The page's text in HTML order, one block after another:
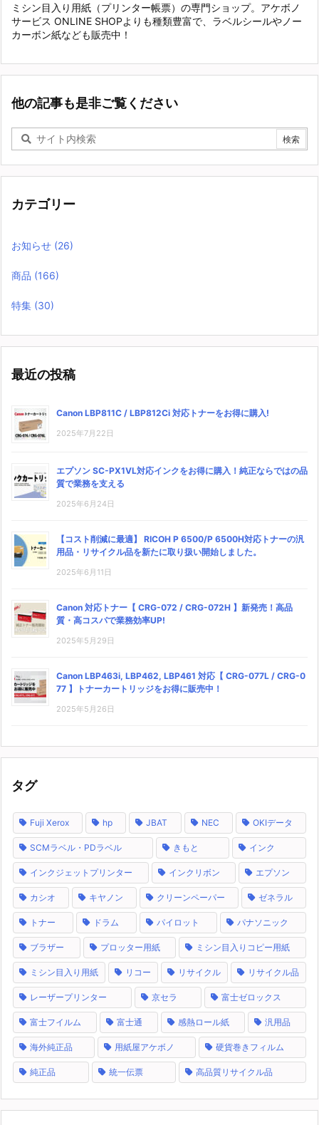
ミシン目入り用紙（プリンター帳票）の専門ショップ。アケボノ
サービス ONLINE SHOPよりも種類豊富で、ラベルシールやノー
カーボン紙なども販売中！
他の記事も是非ご覧ください
カテゴリー
お知らせ (26)
商品 (166)
特集 (30)
最近の投稿
Canon LBP811C / LBP812Ci 対応トナーをお得に購入!
2025年7月22日
エプソン SC-PX1VL対応インクをお得に購入！純正ならではの品
質で業務を支える
2025年6月24日
【コスト削減に最適】 RICOH P 6500/P 6500H対応トナーの汎
用品・リサイクル品を新たに取り扱い開始しました。
2025年6月11日
Canon 対応トナー【 CRG-072 / CRG-072H 】新発売！高品
質・高コスパで業務効率UP!
2025年5月29日
Canon LBP463i, LBP462, LBP461 対応【 CRG-077L / CRG-0
77 】トナーカートリッジをお得に販売中！
2025年5月26日
タグ
Fuji Xerox hp JBAT NEC OKIデータ
SCMラベル・PDラベル きもと インク
インクジェットプリンター インクリボン エプソン
カシオ キヤノン クリーンペーパー ゼネラル
トナー ドラム パイロット パナソニック
ブラザー プロッター用紙 ミシン目入りコピー用紙
ミシン目入り用紙 リコー リサイクル リサイクル品
レーザープリンター 京セラ 富士ゼロックス
富士フイルム 富士通 感熱ロール紙 汎用品
海外純正品 用紙屋アケボノ 硬貨巻きフィルム
純正品 統一伝票 高品質リサイクル品